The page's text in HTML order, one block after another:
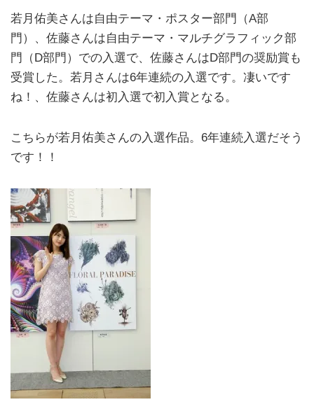
若月佑美さんは自由テーマ・ポスター部門（A部
門）、佐藤さんは自由テーマ・マルチグラフィック部
門（D部門）での入選で、佐藤さんはD部門の奨励賞も
受賞した。若月さんは6年連続の入選です。凄いです
ね！、佐藤さんは初入選で初入賞となる。
こちらが若月佑美さんの入選作品。6年連続入選だそう
です！！